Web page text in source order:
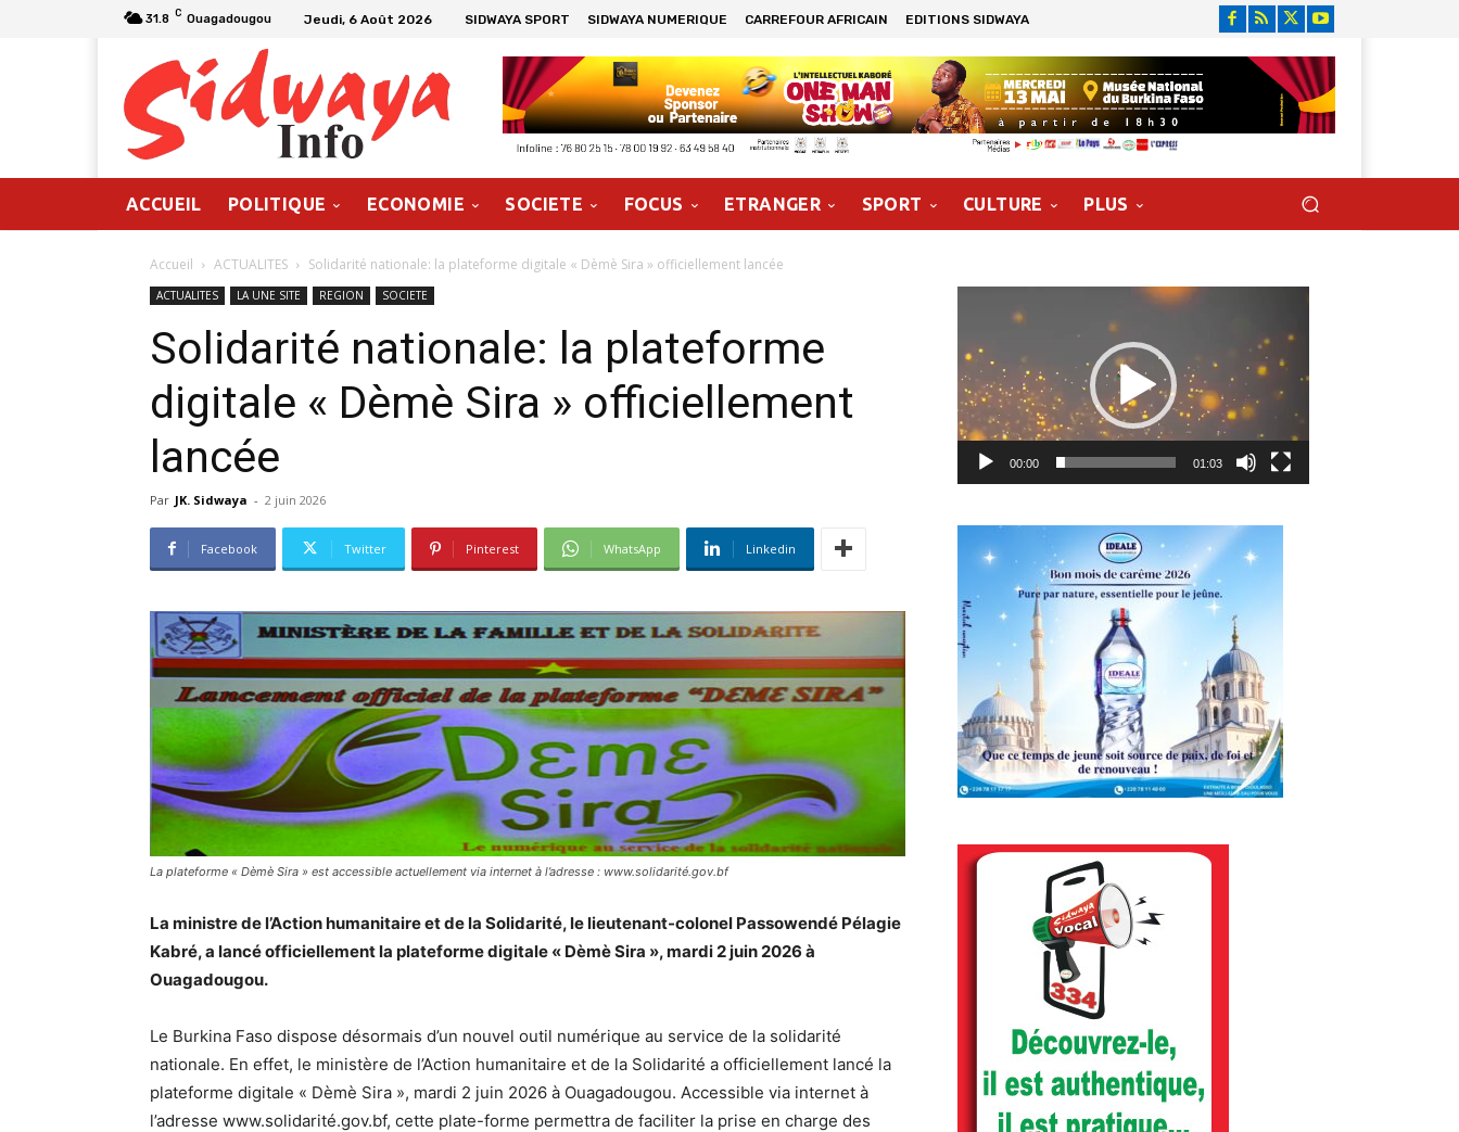
31.8 C Ouagadougou Jeudi, 6 Août 2026 SIDWAYA SPORT SIDWAYA NUMERIQUE CARREFOUR AFRICAIN EDITIONS SIDWAYA
ACCUEIL POLITIQUE ECONOMIE SOCIETE FOCUS ETRANGER SPORT CULTURE PLUS
Accueil ACTUALITES Solidarité nationale: la plateforme digitale « Dèmè Sira » officiellement lancée
ACTUALITES LA UNE SITE REGION SOCIETE
Solidarité nationale: la plateforme
digitale « Dèmè Sira » officiellement
lancée
Par JK. Sidwaya - 2 juin 2026
Facebook Twitter Pinterest WhatsApp Linkedin
La plateforme « Dèmè Sira » est accessible actuellement via internet à l’adresse : www.solidarité.gov.bf
La ministre de l’Action humanitaire et de la Solidarité, le lieutenant-colonel Passowendé Pélagie
Kabré, a lancé officiellement la plateforme digitale « Dèmè Sira », mardi 2 juin 2026 à
Ouagadougou.
Le Burkina Faso dispose désormais d’un nouvel outil numérique au service de la solidarité
nationale. En effet, le ministère de l’Action humanitaire et de la Solidarité a officiellement lancé la
plateforme digitale « Dèmè Sira », mardi 2 juin 2026 à Ouagadougou. Accessible via internet à
l’adresse www.solidarité.gov.bf, cette plate-forme permettra de faciliter la prise en charge des
00:00 01:03